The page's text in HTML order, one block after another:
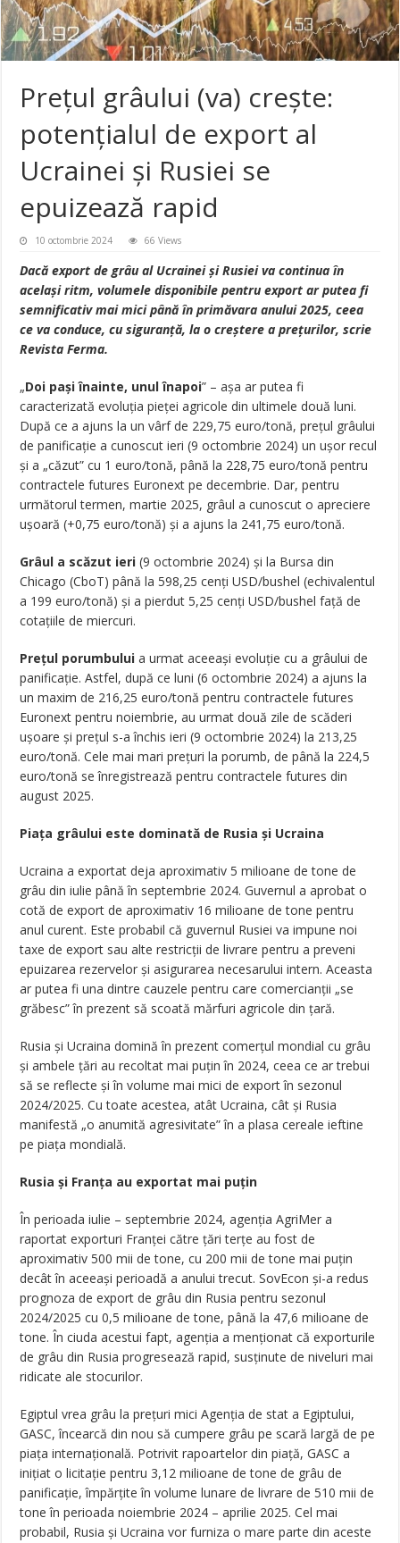
Preţul grâului (va) creşte:
potenţialul de export al
Ucrainei şi Rusiei se
epuizează rapid
10 octombrie 2024 66 Views
Dacă export de grâu al Ucrainei şi Rusiei va continua în
același ritm, volumele disponibile pentru export ar putea fi
semnificativ mai mici până în primăvara anului 2025, ceea
ce va conduce, cu siguranţă, la o creştere a preţurilor, scrie
Revista Ferma.
„Doi paşi înainte, unul înapoi” – aşa ar putea fi
caracterizată evoluţia pieţei agricole din ultimele două luni.
După ce a ajuns la un vârf de 229,75 euro/tonă, preţul grâului
de panificaţie a cunoscut ieri (9 octombrie 2024) un uşor recul
şi a „căzut” cu 1 euro/tonă, până la 228,75 euro/tonă pentru
contractele futures Euronext pe decembrie. Dar, pentru
următorul termen, martie 2025, grâul a cunoscut o apreciere
uşoară (+0,75 euro/tonă) şi a ajuns la 241,75 euro/tonă.
Grâul a scăzut ieri (9 octombrie 2024) și la Bursa din
Chicago (CboT) până la 598,25 cenți USD/bushel (echivalentul
a 199 euro/tonă) și a pierdut 5,25 cenți USD/bushel față de
cotaţiile de miercuri.
Preţul porumbului a urmat aceeaşi evoluţie cu a grâului de
panificaţie. Astfel, după ce luni (6 octombrie 2024) a ajuns la
un maxim de 216,25 euro/tonă pentru contractele futures
Euronext pentru noiembrie, au urmat două zile de scăderi
uşoare şi preţul s-a închis ieri (9 octombrie 2024) la 213,25
euro/tonă. Cele mai mari preţuri la porumb, de până la 224,5
euro/tonă se înregistrează pentru contractele futures din
august 2025.
Piaţa grâului este dominată de Rusia şi Ucraina
Ucraina a exportat deja aproximativ 5 milioane de tone de
grâu din iulie până în septembrie 2024. Guvernul a aprobat o
cotă de export de aproximativ 16 milioane de tone pentru
anul curent. Este probabil că guvernul Rusiei va impune noi
taxe de export sau alte restricții de livrare pentru a preveni
epuizarea rezervelor şi asigurarea necesarului intern. Aceasta
ar putea fi una dintre cauzele pentru care comercianții „se
grăbesc” în prezent să scoată mărfuri agricole din țară.
Rusia și Ucraina domină în prezent comerțul mondial cu grâu
şi ambele țări au recoltat mai puțin în 2024, ceea ce ar trebui
să se reflecte și în volume mai mici de export în sezonul
2024/2025. Cu toate acestea, atât Ucraina, cât şi Rusia
manifestă „o anumită agresivitate” în a plasa cereale ieftine
pe piaţa mondială.
Rusia şi Franţa au exportat mai puţin
În perioada iulie – septembrie 2024, agenţia AgriMer a
raportat exporturi Franţei către țări terțe au fost de
aproximativ 500 mii de tone, cu 200 mii de tone mai puțin
decât în aceeași perioadă a anului trecut. SovEcon și-a redus
prognoza de export de grâu din Rusia pentru sezonul
2024/2025 cu 0,5 milioane de tone, până la 47,6 milioane de
tone. În ciuda acestui fapt, agenția a menționat că exporturile
de grâu din Rusia progresează rapid, susținute de niveluri mai
ridicate ale stocurilor.
Egiptul vrea grâu la preţuri mici Agenţia de stat a Egiptului,
GASC, încearcă din nou să cumpere grâu pe scară largă de pe
piața internaţională. Potrivit rapoartelor din piaţă, GASC a
iniţiat o licitaţie pentru 3,12 milioane de tone de grâu de
panificaţie, împărțite în volume lunare de livrare de 510 mii de
tone în perioada noiembrie 2024 – aprilie 2025. Cel mai
probabil, Rusia și Ucraina vor furniza o mare parte din aceste